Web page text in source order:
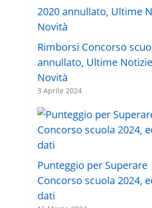
Rimborsi Concorso
annullato, Ultime
Novità
3 Aprile 2024
Punteggio per Superare
Concorso scuola 2024,
dati